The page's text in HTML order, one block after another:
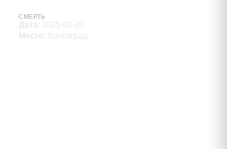
СМЕРТЬ
Дата: 2025-03-20
Место: Волгоград